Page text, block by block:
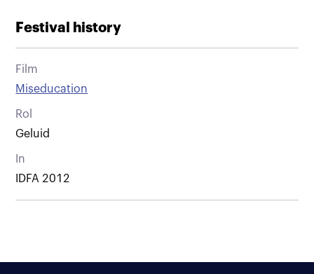
Festival history
Film
Miseducation
Rol
Geluid
In
IDFA 2012